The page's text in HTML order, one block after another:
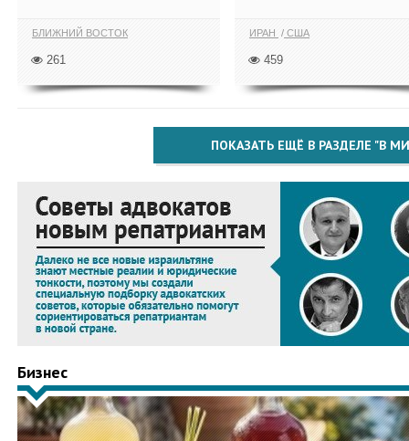
БЛИЖНИЙ ВОСТОК
261
ИРАН США
459
ПОКАЗАТЬ ЕЩЁ В РАЗДЕЛЕ "В
Бизнес